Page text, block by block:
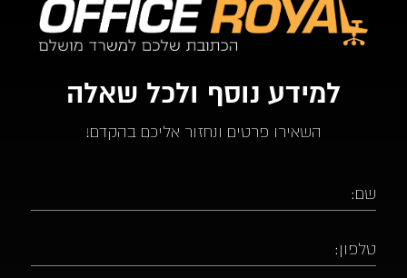
למידע נוסף ולכל שאלה
השאירו פרטים ונחזור אליכם בהקדם!